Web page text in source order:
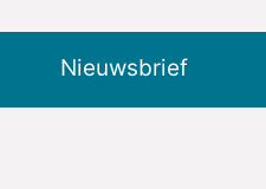
Nieuwsbrief